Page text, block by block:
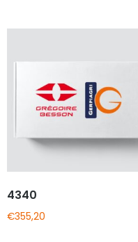
4340
€355,20